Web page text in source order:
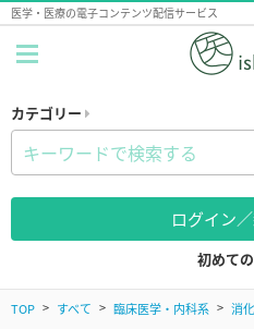
医学・医療の電子コンテンツ配信サービス
カテゴリー
ログイン
初めて
TOP すべて 臨床医学・内科系 消